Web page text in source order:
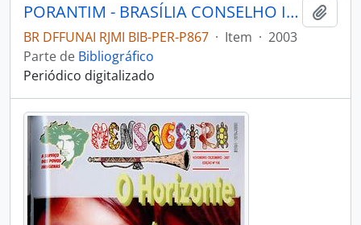
PORANTIM - BRASÍLIA CONSELHO INDIGENISTA MISSIONÁRIO - 2003 - Nº253
BR DFFUNAI RJMI BIB-PER-P867 · Item · 2003
Parte de Bibliográfico
Periódico digitalizado